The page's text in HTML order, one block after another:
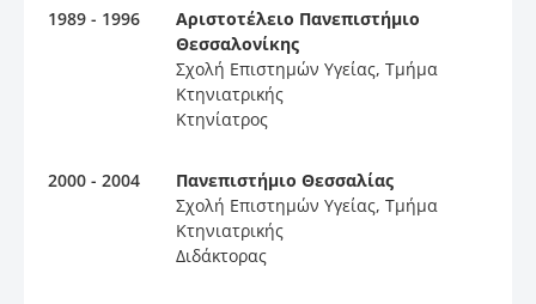
1989 - 1996
Αριστοτέλειο Πανεπιστήμιο
Θεσσαλονίκης
Σχολή Επιστημών Υγείας, Τμήμα
Κτηνιατρικής
Κτηνίατρος
2000 - 2004
Πανεπιστήμιο Θεσσαλίας
Σχολή Επιστημών Υγείας, Τμήμα
Κτηνιατρικής
Διδάκτορας